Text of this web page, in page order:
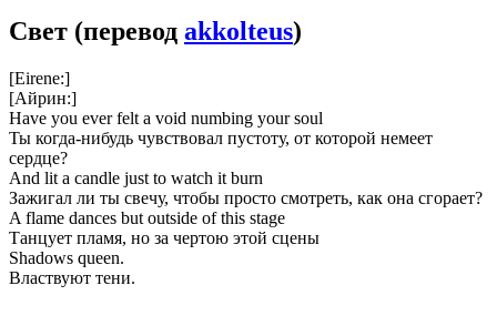
Свет (перевод akkolteus)
[Eirene:]
[Айрин:]
Have you ever felt a void numbing your soul
Ты когда-нибудь чувствовал пустоту, от которой немеет
сердце?
And lit a candle just to watch it burn
Зажигал ли ты свечу, чтобы просто смотреть, как она сгорает?
A flame dances but outside of this stage
Танцует пламя, но за чертою этой сцены
Shadows queen.
Властвуют тени.